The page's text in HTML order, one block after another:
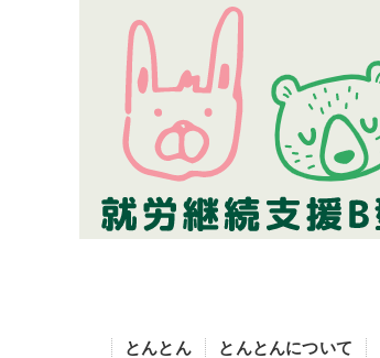
とんとん とんとんについて